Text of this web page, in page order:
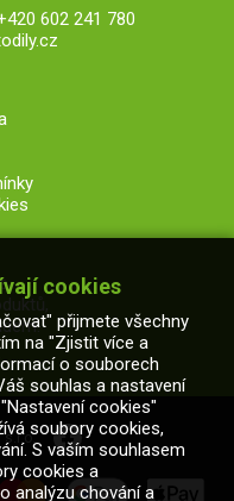
602 241 780
s.r.o.
cookies
přijmete všechny
na "Zjistit více a
o souborech
souhlas a nastavení
cookies"
soubory cookies,
S vaším souhlasem
cookies a
analýzu chování a